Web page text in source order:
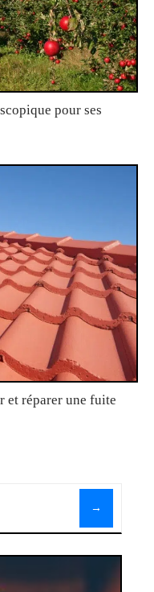
pour ses
et réparer une fuite